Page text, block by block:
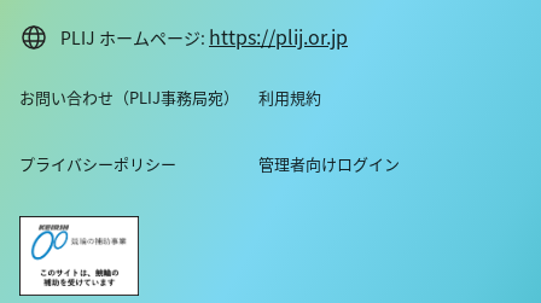
PLIJ ホームページ: https://plij.or.jp
お問い合わせ（PLIJ事務局宛） 利用規約
プライバシーポリシー 管理者向けログイン